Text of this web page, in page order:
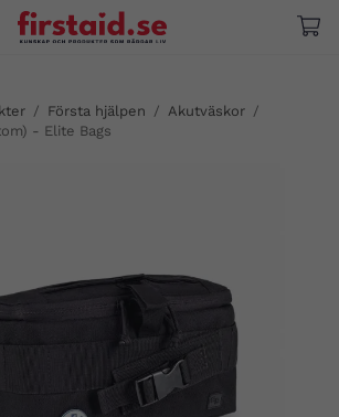
/ Första hjälpen / Akutväskor /
- Elite Bags